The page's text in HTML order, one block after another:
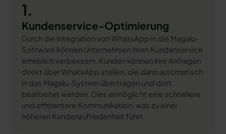
1.
Kundenservice-Optimierung
Durch die Integration von WhatsApp in die Magalu-
Software können Unternehmen ihren Kundenservice
erheblich verbessern. Kunden können ihre Anfragen
direkt über WhatsApp stellen, die dann automatisch
in das Magalu-System übertragen und dort
bearbeitet werden. Dies ermöglicht eine schnellere
und effizientere Kommunikation, was zu einer
höheren Kundenzufriedenheit führt.